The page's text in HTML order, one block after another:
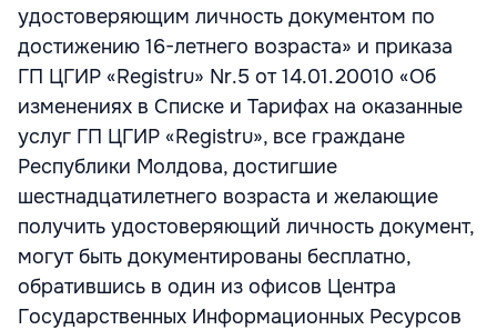
удостоверяющим личность документом по
достижению 16-летнего возраста» и приказа
ГП ЦГИР «Registru» Nr.5 от 14.01.20010 «Об
изменениях в Списке и Тарифах на оказанные
услуг ГП ЦГИР «Registru», все граждане
Республики Молдова, достигшие
шестнадцатилетнего возраста и желающие
получить удостоверяющий личность документ,
могут быть документированы бесплатно,
обратившись в один из офисов Центра
Государственных Информационных Ресурсов